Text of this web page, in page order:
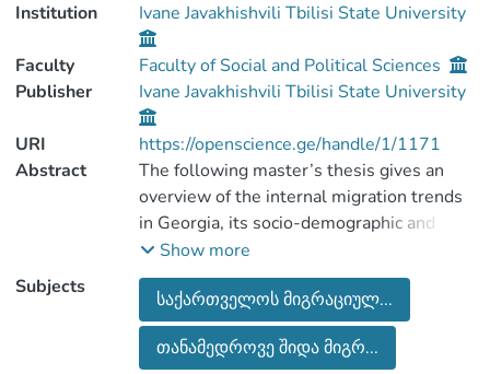
Institution
Ivane Javakhishvili Tbilisi State University
Faculty
Faculty of Social and Political Sciences
Publisher
Ivane Javakhishvili Tbilisi State University
URI
https://openscience.ge/handle/1/1171
Abstract
The following master’s thesis gives an
overview of the internal migration trends
in Georgia, its socio-demographic and
geographic features, it reveals the
historical processes of Georgia’s migration
and the regional peculiarities of internal
migrations. The focus is also on organized
migration, which is connected to the eco-
Show more
Subjects
საქართველოს მიგრაციულ...
თანამედროვე შიდა მიგრ...